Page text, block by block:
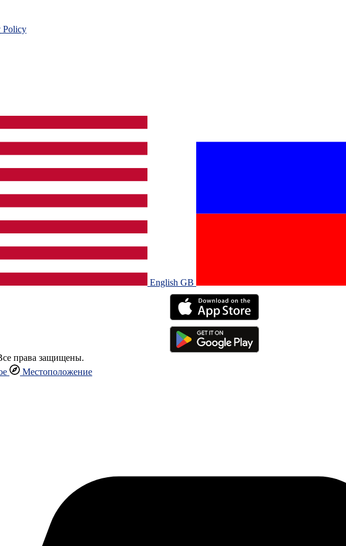
Policy
English GB‎
права защищены.
Местоположение